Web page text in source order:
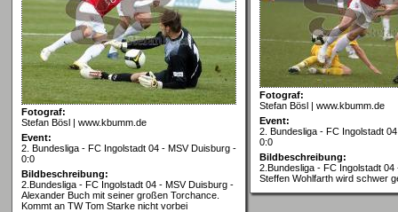
Fotograf:
Stefan Bösl | www.kbumm.de
Event:
2. Bundesliga - FC Ingolstadt 04 - MSV Duisburg -
0:0
Bildbeschreibung:
2.Bundesliga - FC Ingolstadt 04 - MSV Duisburg -
Alexander Buch mit seiner großen Torchance.
Kommt an TW Tom Starke nicht vorbei
Fotograf:
Stefan Bösl | www.kbumm.de
Event:
2. Bundesliga - FC Ingolstadt
0:0
Bildbeschreibung:
2.Bundesliga - FC Ingolstadt
Steffen Wohlfarth wird schwer